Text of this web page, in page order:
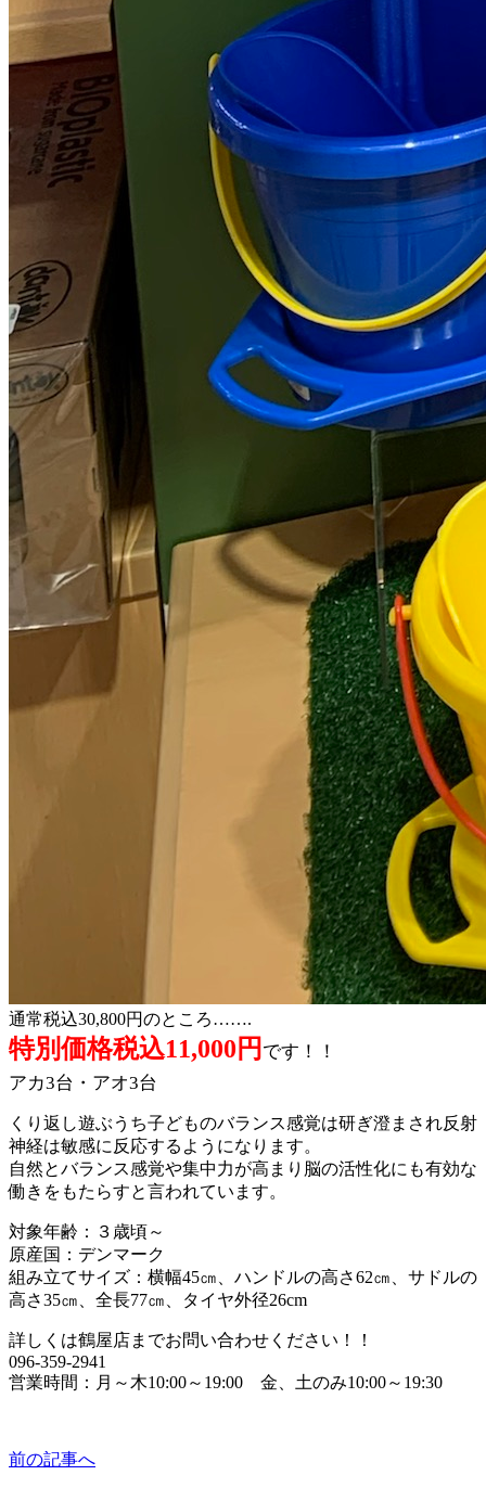
通常税込30,800円のところ…….
特別価格税込11,000円 です！！
アカ3台・アオ3台
くり返し遊ぶうち子どものバランス感覚は研ぎ澄まされ反射
神経は敏感に反応するようになります。
自然とバランス感覚や集中力が高まり脳の活性化にも有効な
働きをもたらすと言われています。
対象年齢：３歳頃～
原産国：デンマーク
組み立てサイズ：横幅45㎝、ハンドルの高さ62㎝、サドルの
高さ35㎝、全長77㎝、タイヤ外径26cm
詳しくは鶴屋店までお問い合わせください！！
096-359-2941
営業時間：月～木10:00～19:00 金、土のみ10:00～19:30
前の記事へ